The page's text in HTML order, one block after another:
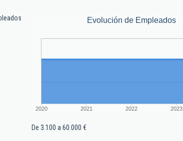
Evolución de Empleados
2020 2021 2022 2023
De 3.100 a 60.000 €